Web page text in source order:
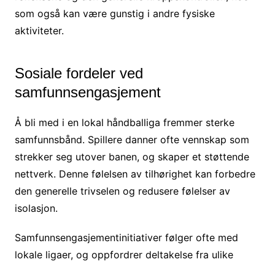
som også kan være gunstig i andre fysiske
aktiviteter.
Sosiale fordeler ved
samfunnsengasjement
Å bli med i en lokal håndballiga fremmer sterke
samfunnsbånd. Spillere danner ofte vennskap som
strekker seg utover banen, og skaper et støttende
nettverk. Denne følelsen av tilhørighet kan forbedre
den generelle trivselen og redusere følelser av
isolasjon.
Samfunnsengasjementinitiativer følger ofte med
lokale ligaer, og oppfordrer deltakelse fra ulike